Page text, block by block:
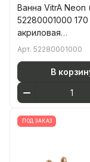
Ванна VitrA Neon
52280001000
акриловая
прямоугольная
Арт. 52280001000
В
ПОД ЗАКАЗ